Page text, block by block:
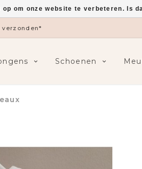
verzonden*
Schoenen
op om onze website te verbeteren. Is